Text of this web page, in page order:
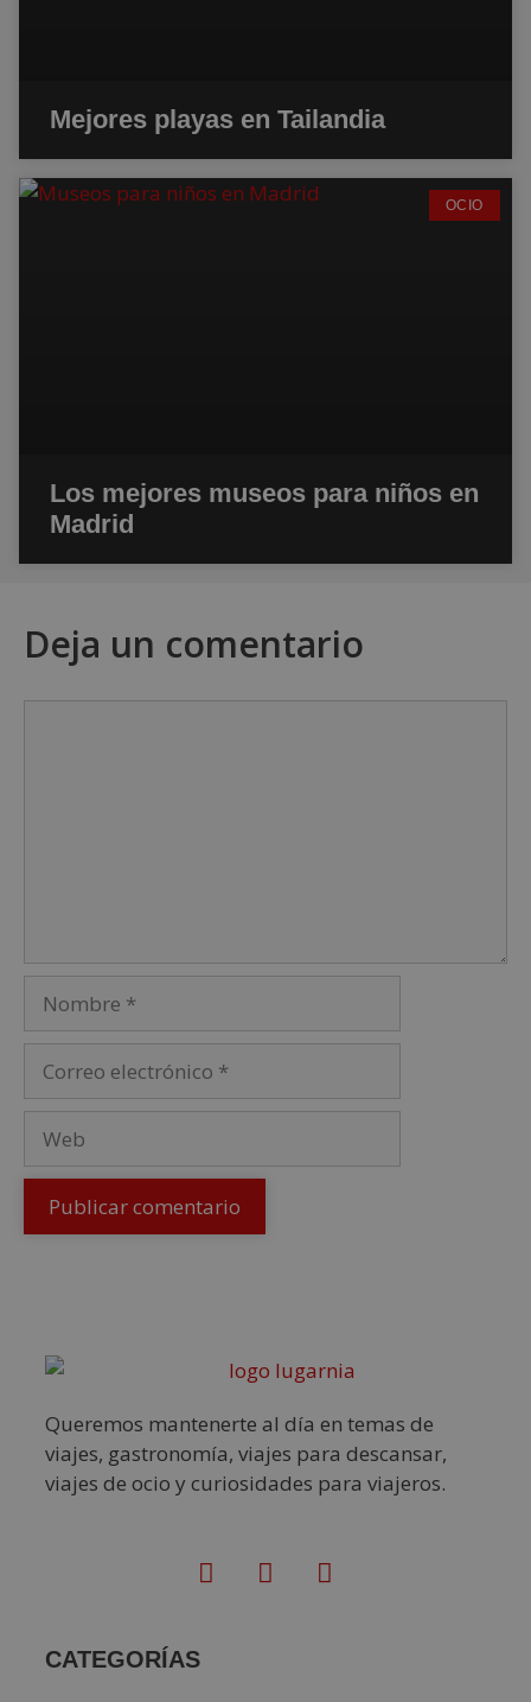
Mejores playas en Tailandia
OCIO
Los mejores museos para niños en
Madrid
Deja un comentario
Queremos mantenerte al día en temas de
viajes, gastronomía, viajes para descansar,
viajes de ocio y curiosidades para viajeros.
CATEGORÍAS